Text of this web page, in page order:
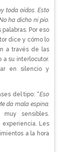
toda oídos. Esto
ha dicho ni pío.
palabras. Por eso
dice y cómo lo
a través de las
a su interlocutor.
en silencio y
del tipo: “Eso
da mala espina.
muy sensibles.
Les
a la hora